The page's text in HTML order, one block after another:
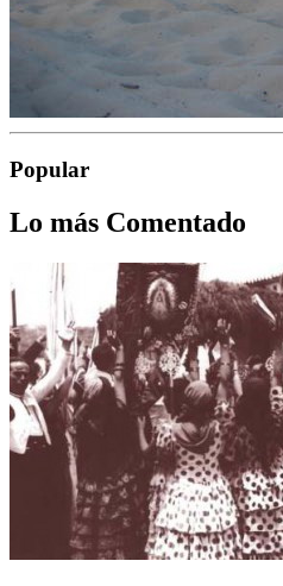
Popular
Lo más Comentado